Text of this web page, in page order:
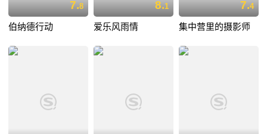
7.8
伯纳德行动
8.1
爱乐风雨情
7.4
集中营里的摄影师